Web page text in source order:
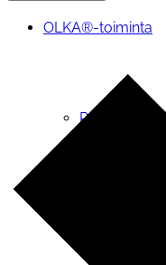
OLKA®-toiminta
Pyydä